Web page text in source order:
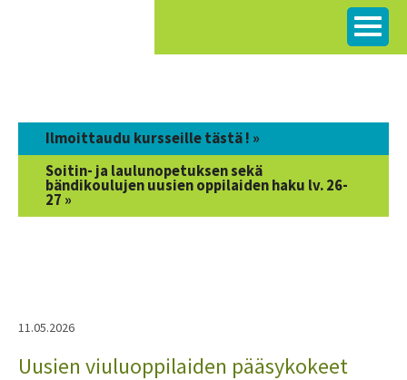
Ilmoittaudu kursseille tästä ! »
Soitin- ja laulunopetuksen sekä
bändikoulujen uusien oppilaiden haku lv. 26-
27 »
11.05.2026
Uusien viuluoppilaiden pääsykokeet